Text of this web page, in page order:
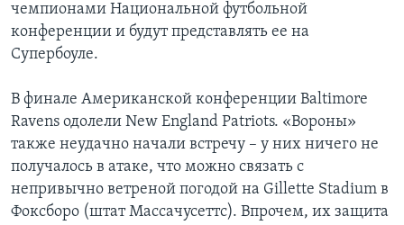
чемпионами Национальной футбольной
конференции и будут представлять ее на
Супербоуле.
В финале Американской конференции Baltimore
Ravens одолели New England Patriots. «Вороны»
также неудачно начали встречу – у них ничего не
получалось в атаке, что можно связать с
непривычно ветреной погодой на Gillette Stadium в
Фоксборо (штат Массачусеттс). Впрочем, их защита